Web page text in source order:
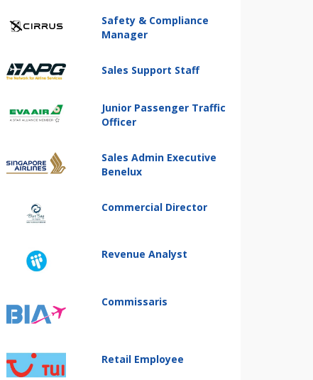
Safety & Compliance
Manager
Sales Support Staff
Junior Passenger Traffic
Officer
Sales Admin Executive
Benelux
Commercial Director
Revenue Analyst
Commissaris
Retail Employee